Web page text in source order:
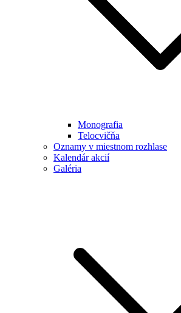
Monografia
Telocvičňa
Oznamy v miestnom rozhlase
Kalendár akcií
Galéria